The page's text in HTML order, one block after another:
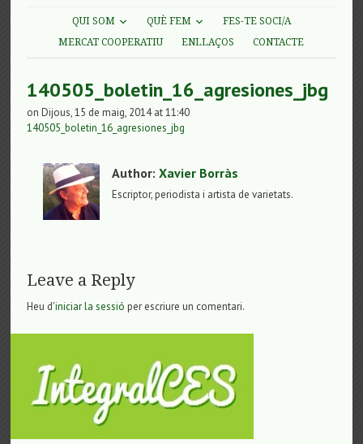
QUI SOM QUÈ FEM
FES-TE SOCI/A
MERCAT COOPERATIU
ENLLAÇOS CONTACTE
140505_boletin_16_agresiones_jbg
on Dijous, 15 de maig, 2014 at 11:40
140505_boletin_16_agresiones_jbg
Author:Xavier Borràs
Escriptor, periodista i artista de varietats.
Leave a Reply
Heu d'iniciar la sessió per escriure un comentari.